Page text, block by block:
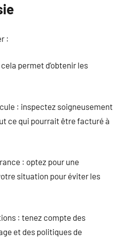
:
cela permet d’obtenir les
: inspectez soigneusement
ce qui pourrait être facturé à
: optez pour une
situation pour éviter les
: tenez compte des
et des politiques de